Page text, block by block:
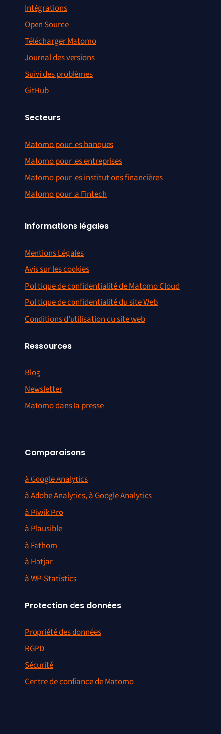
Intégrations
Open Source
Télécharger Matomo
Journal des versions
Suivi des problèmes
GitHub
Secteurs
Matomo pour les banques
Matomo pour les entreprises
Matomo pour les institutions financières
Matomo pour la Fintech
Informations légales
Mentions Légales
Avis sur les cookies
Politique de confidentialité de Matomo Cloud
Politique de confidentialité du site Web
Conditions d’utilisation du site web
Ressources
Blog
Newsletter
Matomo dans la presse
Comparaisons
à Google Analytics
à Adobe Analytics, à Google Analytics
à Piwik Pro
à Plausible
à Fathom
à Hotjar
à WP-Statistics
Protection des données
Propriété des données
RGPD
Sécurité
Centre de confiance de Matomo